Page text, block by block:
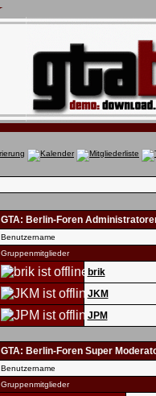
GTA: Berlin-Foren
Benutzername
Gruppenmitglieder
brik
JKM
JPM
GTA: Berlin-Foren Super
Benutzername
Gruppenmitglieder